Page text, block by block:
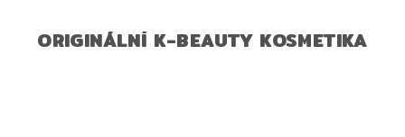
ORIGINÁLNÍ K-BEAUTY KOSMETIKA